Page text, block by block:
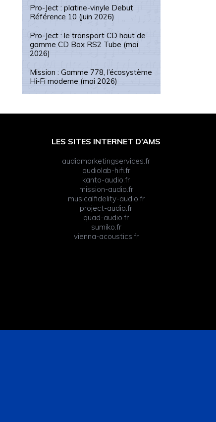
Pro-Ject : platine-vinyle Debut
Référence 10 (juin 2026)
Pro-Ject : le transport CD haut de
gamme CD Box RS2 Tube (mai
2026)
Mission : Gamme 778, l’écosystème
Hi‑Fi moderne (mai 2026)
LES SITES INTERNET D’AMS
audiomarketingservices.fr
audiolab-hifi.fr
kanto-audio.fr
mission-audio.fr
musicalfidelity-audio.fr
project-audio.fr
quad-audio.fr
sumiko.fr
vienna-acoustics.fr